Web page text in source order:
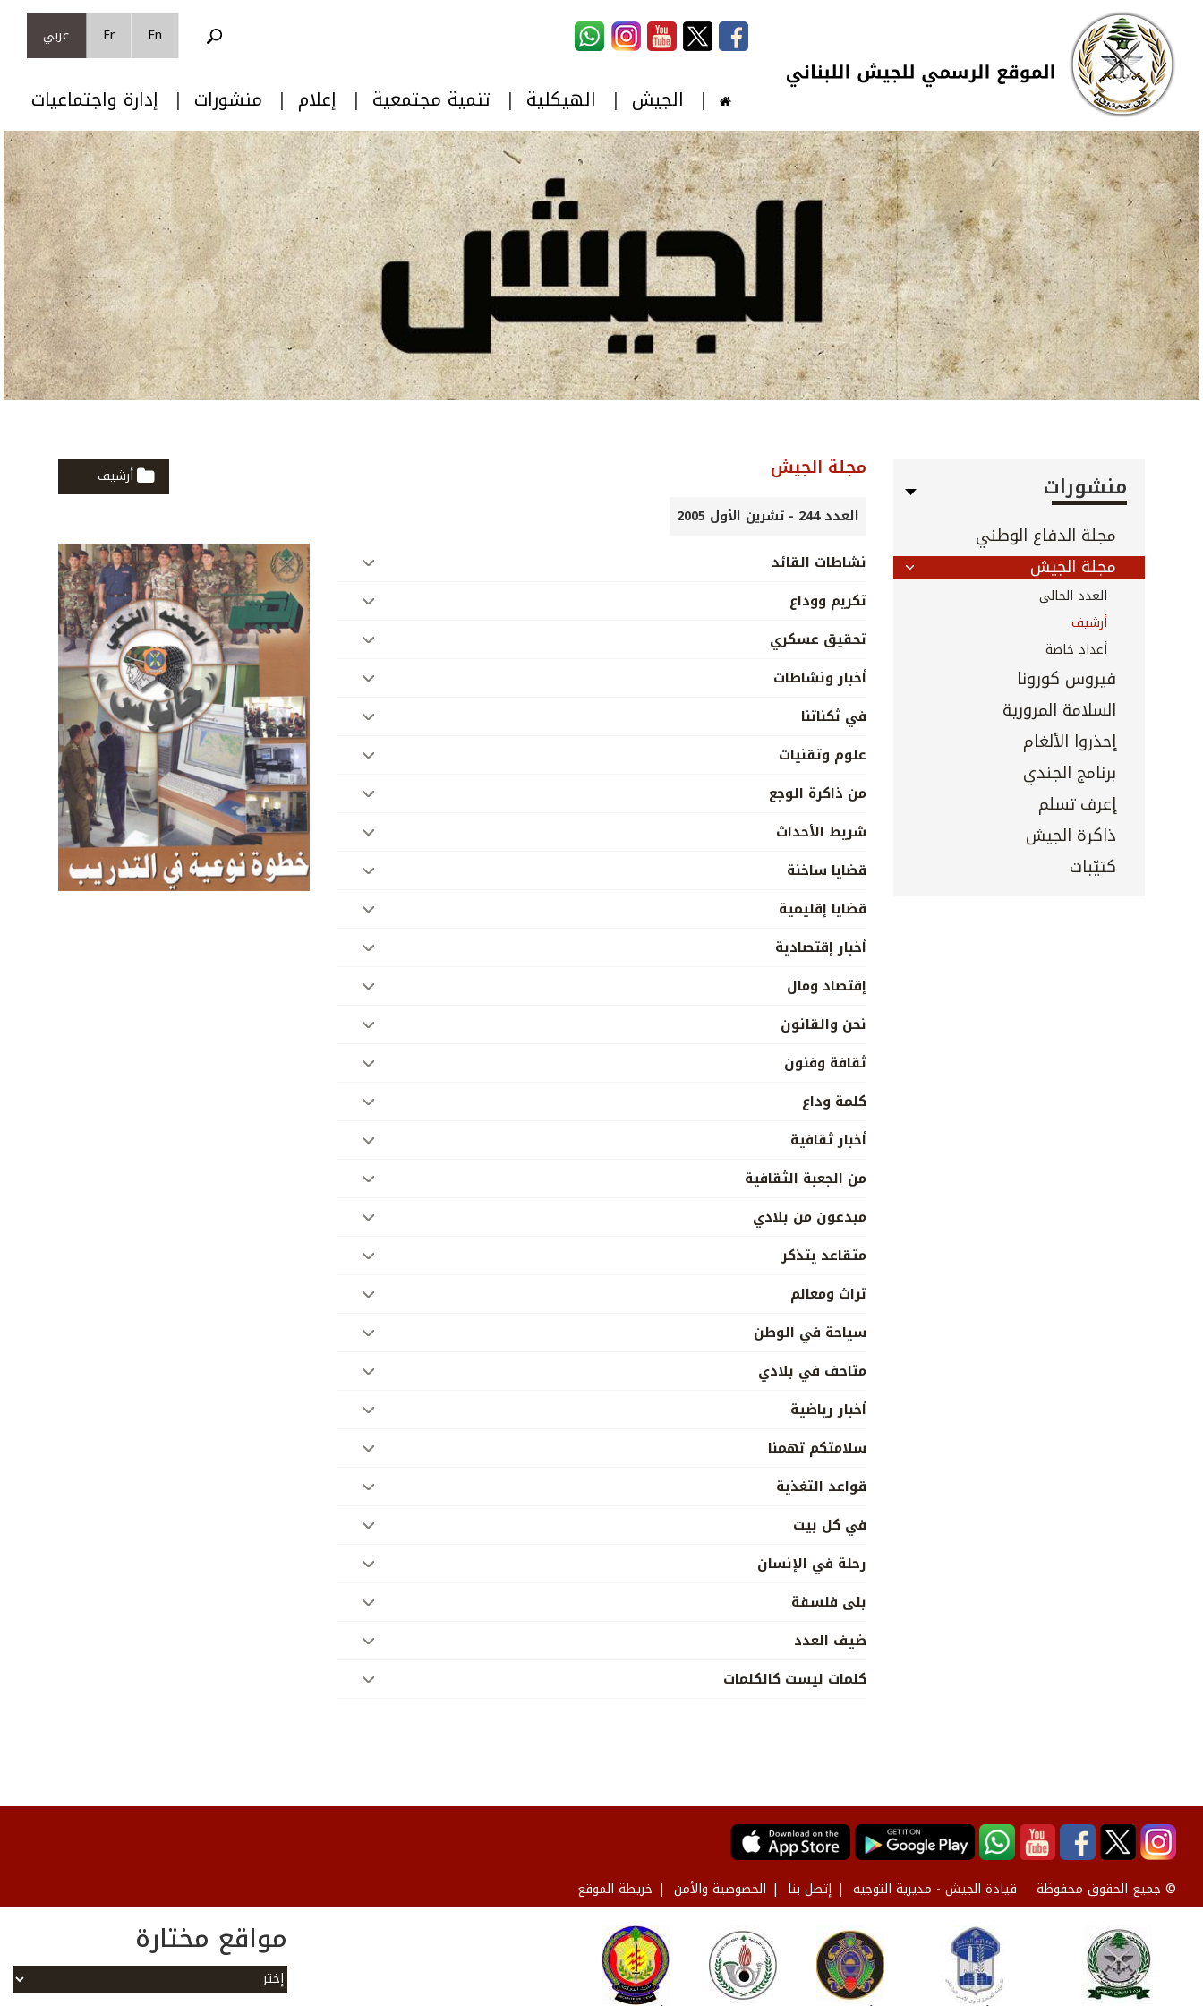
تجاوز إلى المحتوى الرئيسي
Skip to navigation
En
Fr عربي
الجيش الهيكلية تنمية مجتمعية إعلام منشورات إدارة واجتماعيات
منشورات
مجلة الدفاع الوطني
مجلة الجيش
العدد الحالي
أرشيف
أعداد خاصة
فيروس كورونا
السلامة المرورية
إحذروا الألغام
برنامج الجندي
إعرف تسلم
ذاكرة الجيش
كتيّبات
مجلة الجيش
أرشيف
العدد 244 - تشرين الأول 2005
نشاطات القائد
تكريم ووداع
تحقيق عسكري
أخبار ونشاطات
في ثكناتنا
علوم وتقنيات
من ذاكرة الوجع
شريط الأحداث
قضايا ساخنة
قضايا إقليمية
أخبار إقتصادية
إقتصاد ومال
نحن والقانون
ثقافة وفنون
كلمة وداع
أخبار ثقافية
من الجعبة الثقافية
مبدعون من بلادي
متقاعد يتذكر
تراث ومعالم
سياحة في الوطن
متاحف في بلادي
أخبار رياضية
سلامتكم تهمنا
قواعد التغذية
في كل بيت
رحلة في الإنسان
بلى فلسفة
ضيف العدد
كلمات ليست كالكلمات
© جميع الحقوق محفوظة قيادة الجيش - مديرية التوجيه إتصل بنا الخصوصية والأمن خريطة الموقع
مواقع مختارة